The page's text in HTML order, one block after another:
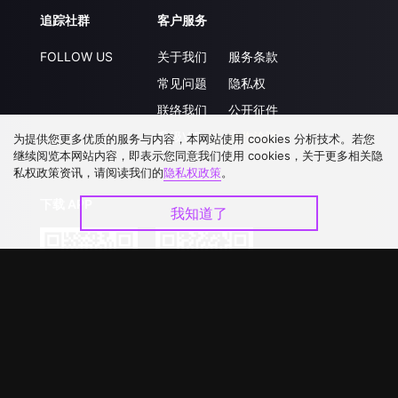
追踪社群
FOLLOW US
客户服务
关于我们
常见问题
联络我们
升级VIP
服务条款
隐私权
公开征件
合作洽談
为提供您更多优质的服务与内容，本网站使用 cookies 分析技术。若您
继续阅览本网站内容，即表示您同意我们使用 cookies，关于更多相关隐
私权政策资讯，请阅读我们的隐私权政策。
我知道了